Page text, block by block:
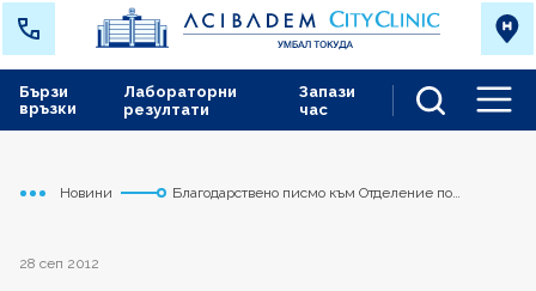
Лабораторни
резултати
Запази
час
Бързи
връзки
Начало
Токуда
Новини
Благодарствено писмо към Отделение по
28 сеп 2012